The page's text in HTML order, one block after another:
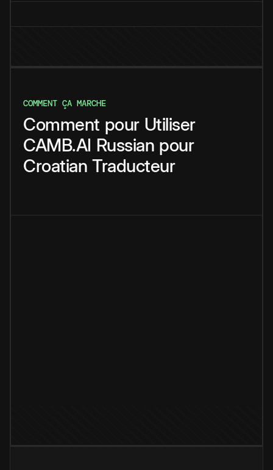
COMMENT ÇA MARCHE
Comment pour Utiliser
CAMB.AI Russian pour
Croatian Traducteur